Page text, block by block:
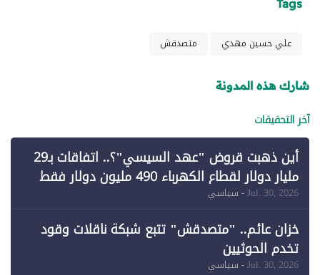
Tags
علي حسين مهدي متصدقش
شارك هذه المدونة
آخر التحقيقات
أين ذهبت قروض "عهد السيسي"؟.. اتفاقات بـ29
مليار دولار لقطاع الكهرباء 490 مليون دولار فقط
لـ"الطاقة المتجددة" (1)
Jul. 30, 2026- سياسي
خزان عائم.. "متصدقش" تتبع شبكة ناقلات وقود
تخدم الحوثيين
Jul. 30, 2026- سياسي